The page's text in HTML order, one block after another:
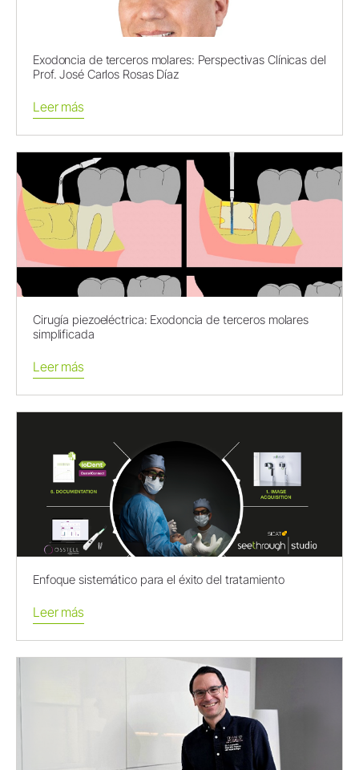
Exodoncia de terceros molares: Perspectivas Clínicas del
Prof. José Carlos Rosas Díaz
Leer más
Cirugía piezoeléctrica: Exodoncia de terceros molares
simplificada
Leer más
Enfoque sistemático para el éxito del tratamiento
Leer más